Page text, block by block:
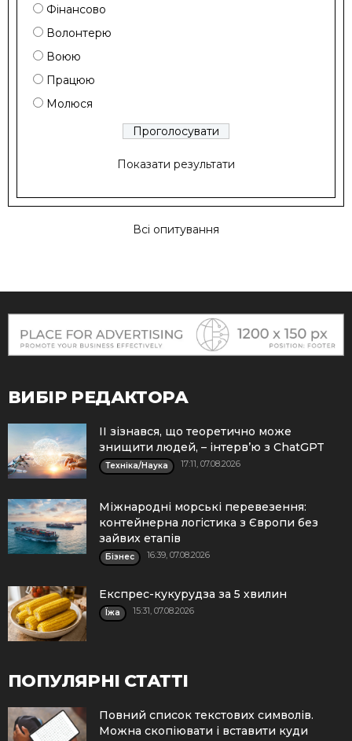
Фінансово
Волонтерю
Воюю
Працюю
Молюся
Показати результати
Всі опитування
ВИБІР РЕДАКТОРА
ІІ зізнався, що теоретично може
знищити людей, – інтерв’ю з ChatGPT
Техніка/Наука 17:11, 07.08.2026
Міжнародні морські перевезення:
контейнерна логістика з Європи без
зайвих етапів
Бізнес 16:39, 07.08.2026
Експрес-кукурудза за 5 хвилин
Їжа 15:31, 07.08.2026
ПОПУЛЯРНІ СТАТТІ
Повний список текстових символів.
Можна скопіювати і вставити куди